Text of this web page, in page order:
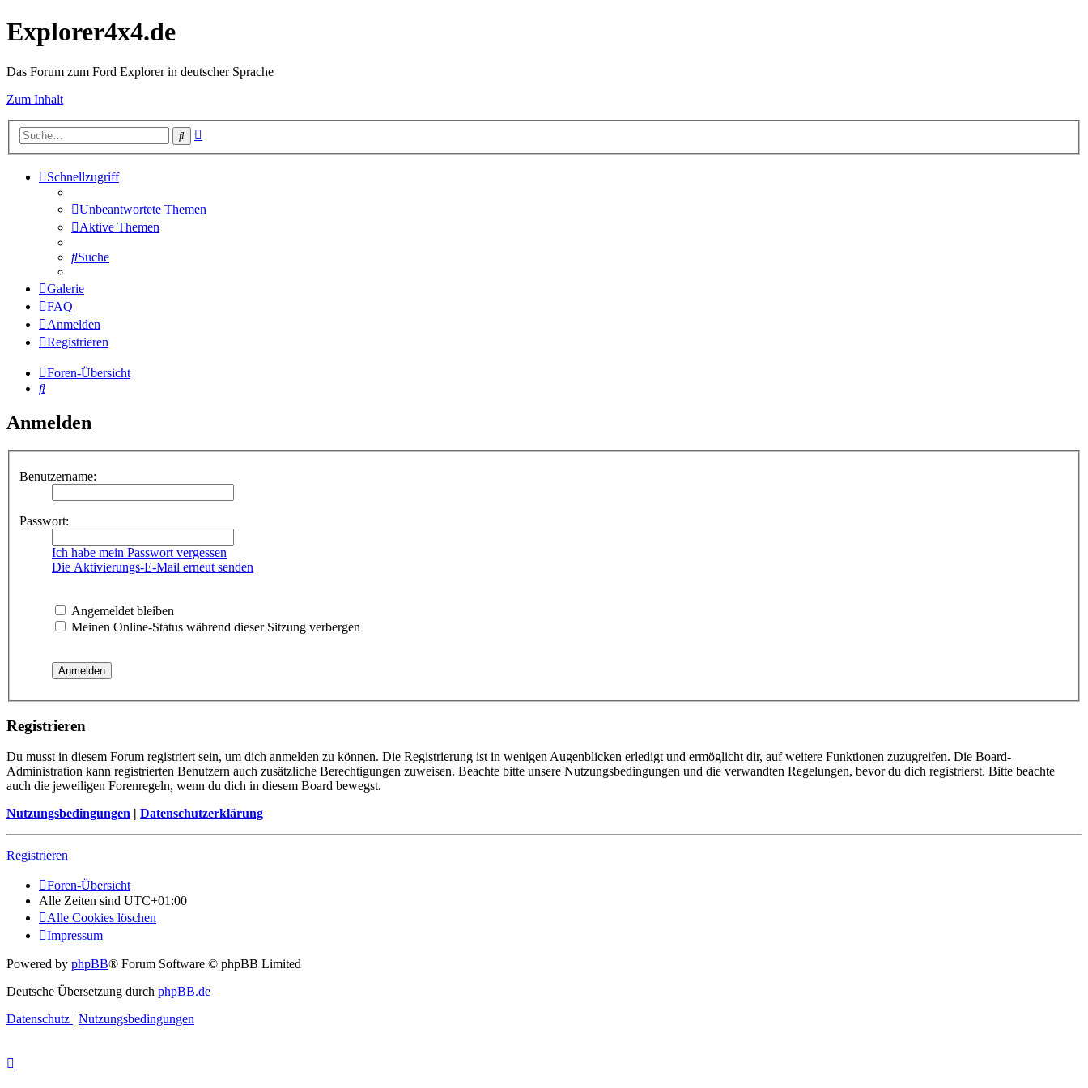
Explorer4x4.de
Das Forum zum Ford Explorer in deutscher Sprache
Zum Inhalt
Suche
Schnellzugriff
Unbeantwortete Themen
Aktive Themen
Suche
Galerie
FAQ
Anmelden
Registrieren
Foren-Übersicht
Suche
Anmelden
Benutzername:
Passwort:
Ich habe mein Passwort vergessen
Die Aktivierungs-E-Mail erneut senden
Angemeldet bleiben
Meinen Online-Status während dieser Sitzung verbergen
Registrieren
Du musst in diesem Forum registriert sein, um dich anmelden zu können. Die Registrierung ist in wenigen Augenblicken erledigt und ermöglicht dir, auf weitere Funktionen zuzugreifen. Die Board-
Administration kann registrierten Benutzern auch zusätzliche Berechtigungen zuweisen. Beachte bitte unsere Nutzungsbedingungen und die verwandten Regelungen, bevor du dich registrierst. Bitte beachte
auch die jeweiligen Forenregeln, wenn du dich in diesem Board bewegst.
Nutzungsbedingungen | Datenschutzerklärung
Registrieren
Foren-Übersicht
Alle Zeiten sind UTC+01:00
Alle Cookies löschen
Impressum
Powered by phpBB® Forum Software © phpBB Limited
Deutsche Übersetzung durch phpBB.de
Datenschutz | Nutzungsbedingungen